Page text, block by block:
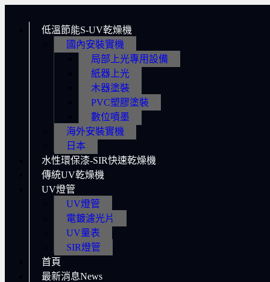
低溫節能S-UV乾燥機
國內安裝實機
局部上光專用設備
紙器上光
木器塗裝
PVC塑膠塗裝
數位噴墨
海外安裝實機
日本
水性環保漆-SIR快速乾燥機
傳統UV乾燥機
UV燈管
UV燈管
電鍍濾光片
UV量表
SIR燈管
首頁
最新消息News